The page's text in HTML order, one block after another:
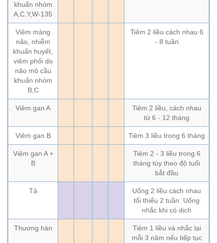
khuẩn nhóm
A,C,Y,W-135
Viêm màng
não, nhiễm
khuẩn huyết,
viêm phổi do
não mô cầu
khuẩn nhóm
B,C
Tiêm 2 liều cách nhau 6
- 8 tuần
Viêm gan A
Tiêm 2 liều, cách nhau
từ 6 - 12 tháng
Viêm gan B Tiêm 3 liều trong 6 tháng
Viêm gan A +
B
Tiêm 2 - 3 liều trong 6
tháng tùy theo độ tuổi
bắt đầu
Tả
Uống 2 liều cách nhau
tối thiểu 2 tuần. Uống
nhắc khi có dịch
Thương hàn
Tiêm 1 liều và nhắc lại
mỗi 3 năm nếu tiếp tục